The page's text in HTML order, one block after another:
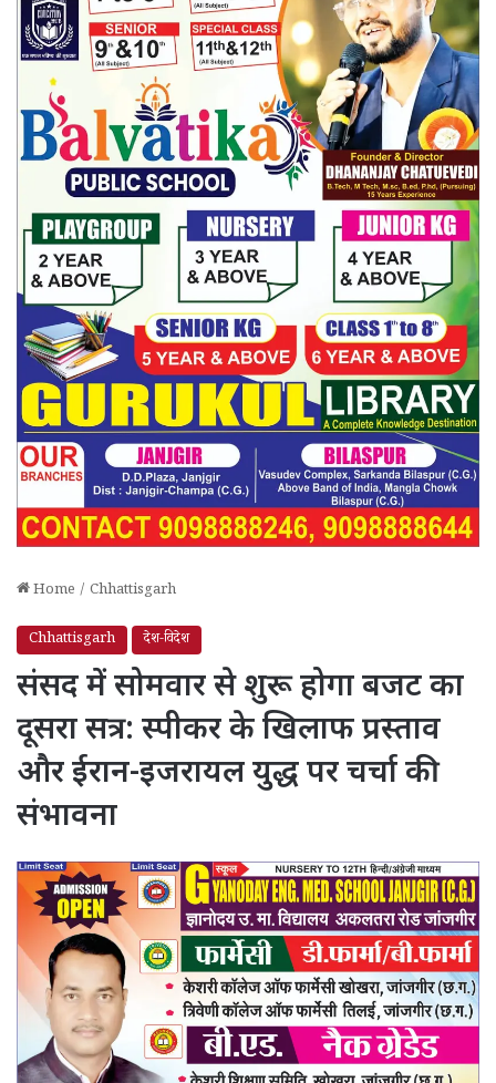
Home / Chhattisgarh
Chhattisgarh देश-विदेश
संसद में सोमवार से शुरू होगा बजट का
दूसरा सत्र: स्पीकर के खिलाफ प्रस्ताव
और ईरान-इजरायल युद्ध पर चर्चा की
संभावना